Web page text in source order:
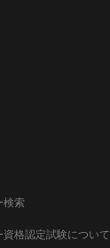
検索
格認定試験について